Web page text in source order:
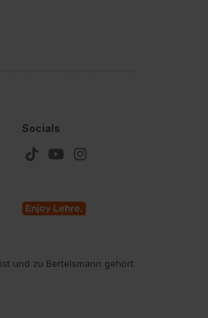
Socials
ist und zu Bertelsmann gehört.